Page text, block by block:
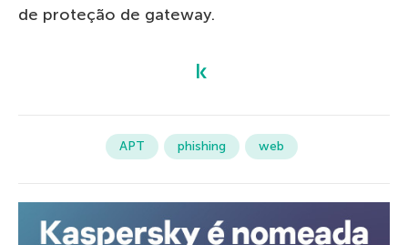
de proteção de gateway.
APT phishing web